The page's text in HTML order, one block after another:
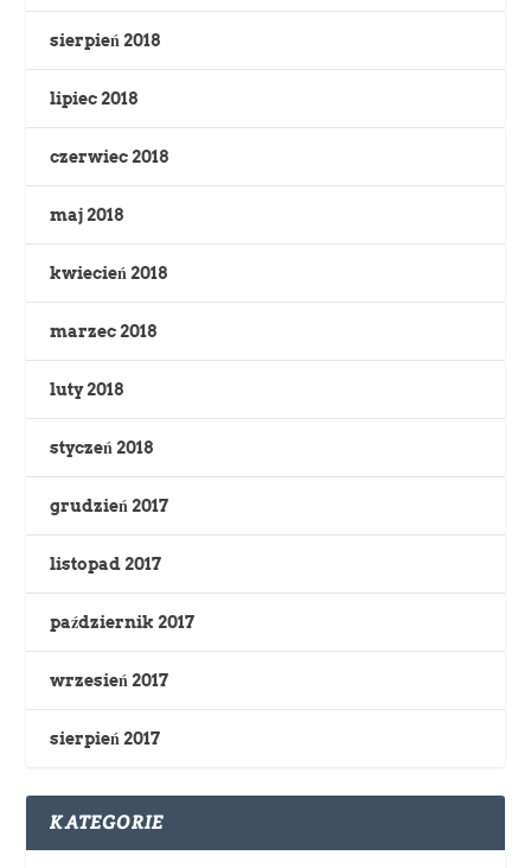
sierpień 2018
lipiec 2018
czerwiec 2018
maj 2018
kwiecień 2018
marzec 2018
luty 2018
styczeń 2018
grudzień 2017
listopad 2017
październik 2017
wrzesień 2017
sierpień 2017
KATEGORIE